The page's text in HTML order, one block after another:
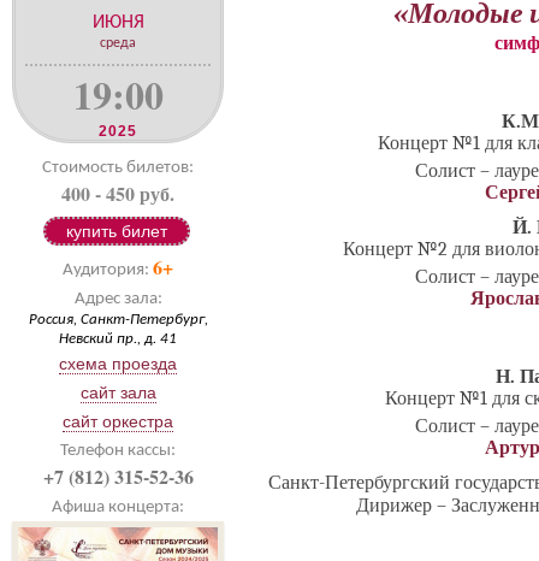
ИЮНЯ
среда
19:00
2025
Стоимость билетов:
400 - 450 руб.
купить билет
Аудитория: 6+
Адрес зала:
Россия, Санкт-Петербург,
Невский пр., д. 41
схема проезда
сайт зала
сайт оркестра
Телефон кассы:
+7 (812) 315-52-36
Афиша концерта:
«Молодые
Концерт №1 для
Солист –
Й.
Концерт №2 для
Солист –
Н.
Концерт №1 для
Солист –
Санкт-Петербургский
Дирижер –